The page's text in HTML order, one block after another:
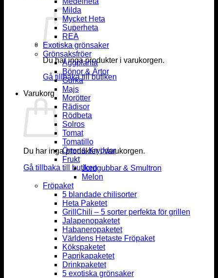
Du har inga produkter i varukorgen.
Gå tillbaka till butiken
Varukorg
Du har inga produkter i varukorgen.
Gå tillbaka till butiken
Milda
Mycket Heta
Superheta
REA
Exotiska grönsaker
Grönsaksfröer
Äggplanta
Bönor & Ärtor
Gurka
Majs
Morötter
Rädisor
Rödbeta
Solros
Tomat
Tomatillo
Örter & Kryddor
Frukt
Jordgubbar & Smultron
Melon
Fröpaket
5 blandade chilisorter
Heta Paketet
GrillChili – 5 sorter perfekta för grillen
Jalapenopaketet
Habaneropaketet
Världens Hetaste Fröpaket
Kökspaketet
Paprikapaketet
Drinkpaketet
5 exotiska grönsaker